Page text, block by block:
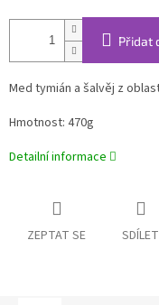
cena:
Přidat
Med tymián a šalvěj z
Hmotnost: 470g
Detailní informace
ZEPTAT SE SDÍLET